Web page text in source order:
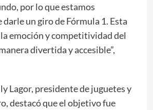
por lo que estamos
un giro de Fórmula 1. Esta
emoción y competitividad del
divertida y accesible”,
Lagor, presidente de juguetes y
destacó que el objetivo fue